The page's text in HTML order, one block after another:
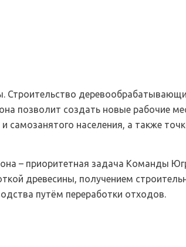
Строительство
позволит создать новые рабочие
самозанятого населения, а также
– приоритетная задача Команды
древесины, получением
путём переработки отходов.